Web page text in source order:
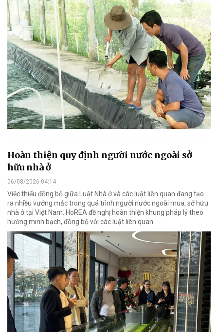
Hoàn thiện quy định người nước ngoài sở
hữu nhà ở
06/08/2026 04:14
Việc thiếu đồng bộ giữa Luật Nhà ở và các luật liên quan đang tạo
ra nhiều vướng mắc trong quá trình người nước ngoài mua, sở hữu
nhà ở tại Việt Nam. HoREA đề nghị hoàn thiện khung pháp lý theo
hướng minh bạch, đồng bộ với các luật liên quan.